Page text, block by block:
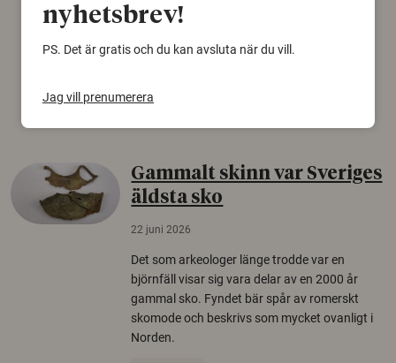
konspirationsteorier är ofta mer mottagliga
för rysk desinformation. Det visar en studie
från Försvarshögskolan med deltagare i fyra
Säkerhetspolitik
Gammalt skinn var Sveriges
äldsta sko
22 juni 2026
Det som arkeologer länge trodde var en
björnfäll visar sig vara delar av en 2000 år
gammal sko. Fyndet bär spår av romerskt
skomode och beskrivs som mycket ovanligt i
Norden.
nyhetsbrev!
PS. Det är gratis och du kan avsluta när du vill.
Jag vill prenumerera